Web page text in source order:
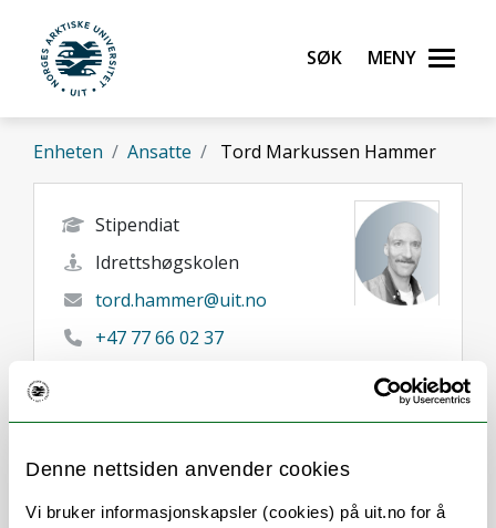
Denne nettsiden anvender cookies
Vi bruker informasjonskapsler (cookies) på uit.no for å
Gå til hovedinnhold
UiT Norges arktiske universitet
Søk Meny
Enheten Ansatte Tord Markussen Hammer
Stipendiat
Idrettshøgskolen
tord.hammer@uit.no
+47 77 66 02 37